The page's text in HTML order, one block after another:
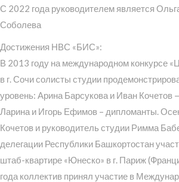
С 2022 года руководителем является
Соболева
Достижения НВС «БИС»:
В 2013 году на международном конкурсе
в г. Сочи солисты студии
уровень: Арина Барсукова и Иван Кочетов
Ларина и Игорь Ефимов – дипломанты.
Кочетов и руководитель студии Римма
делегации Республики Башкортостан
штаб-квартире «Юнеско» в г. Париж
года коллектив принял участие в